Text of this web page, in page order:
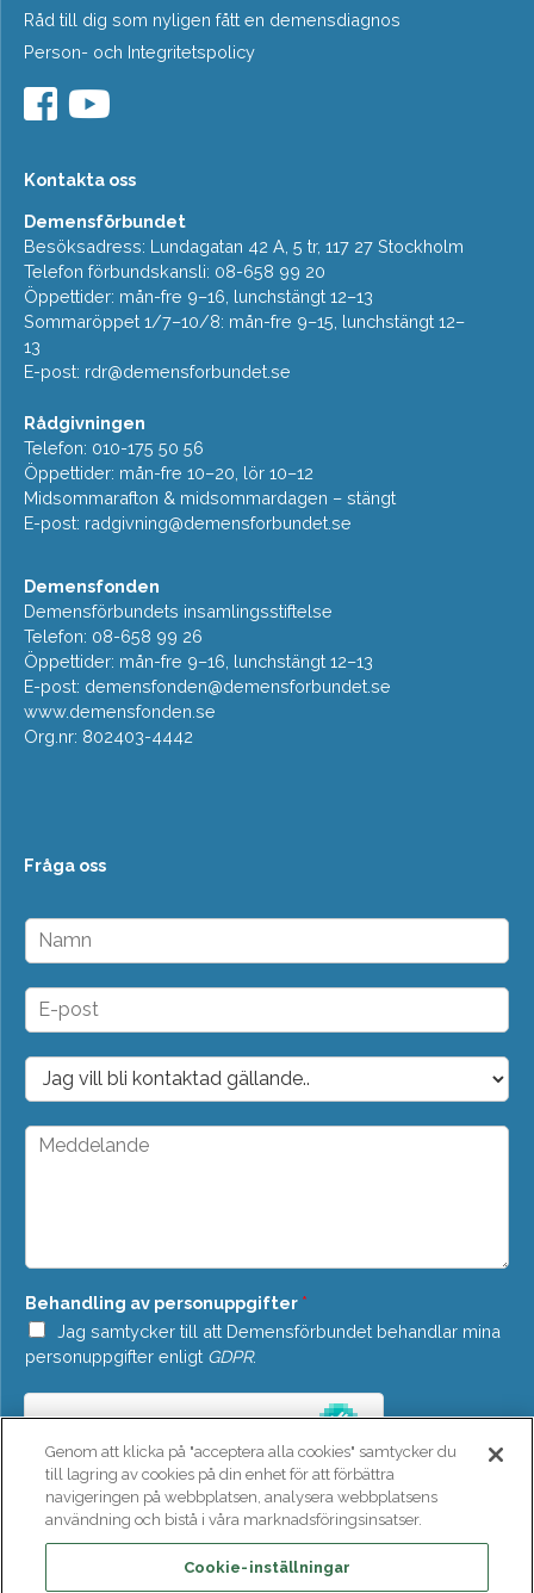
Råd till dig som nyligen fått en demensdiagnos
Person- och Integritetspolicy
Kontakta oss
Demensförbundet
Besöksadress: Lundagatan 42 A, 5 tr, 117 27 Stockholm
Telefon förbundskansli: 08-658 99 20
Öppettider: mån-fre 9–16, lunchstängt 12–13
Sommaröppet 1/7–10/8: mån-fre 9–15, lunchstängt 12–
13
E-post: rdr@demensforbundet.se
Rådgivningen
Telefon: 010-175 50 56
Öppettider: mån-fre 10–20, lör 10–12
Midsommarafton & midsommardagen – stängt
E-post: radgivning@demensforbundet.se
Demensfonden
Demensförbundets insamlingsstiftelse
Telefon: 08-658 99 26
Öppettider: mån-fre 9–16, lunchstängt 12–13
E-post: demensfonden@demensforbundet.se
www.demensfonden.se
Org.nr: 802403-4442
Fråga oss
N
m
n
E
p
o
t
*
D
o
p
M
a
d
e
*
Behandling av personuppgifter *
Jag samtycker till att Demensförbundet behandlar mina
personuppgifter enligt GDPR.
SKICKA
Genom att klicka på "acceptera alla cookies" samtycker du
till lagring av cookies på din enhet för att förbättra
navigeringen på webbplatsen, analysera webbplatsens
användning och bistå i våra marknadsföringsinsatser.
Cookie-inställningar